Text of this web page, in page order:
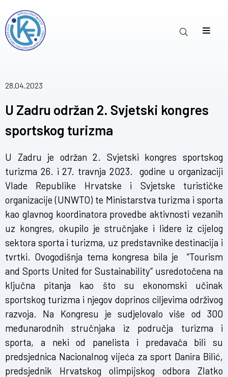
28.04.2023
U Zadru održan 2. Svjetski kongres
sportskog turizma
U Zadru je održan 2. Svjetski kongres sportskog
turizma 26. i 27. travnja 2023. godine u organizaciji
Vlade Republike Hrvatske i Svjetske turističke
organizacije (UNWTO) te Ministarstva turizma i sporta
kao glavnog koordinatora provedbe aktivnosti vezanih
uz kongres, okupilo je stručnjake i lidere iz cijelog
sektora sporta i turizma, uz predstavnike destinacija i
tvrtki. Ovogodišnja tema kongresa bila je “Tourism
and Sports United for Sustainability“ usredotočena na
ključna pitanja kao što su ekonomski učinak
sportskog turizma i njegov doprinos ciljevima održivog
razvoja. Na Kongresu je sudjelovalo više od 300
međunarodnih stručnjaka iz područja turizma i
sporta, a neki od panelista i predavača bili su
predsjednica Nacionalnog vijeća za sport Danira Bilić,
predsjednik Hrvatskog olimpijskog odbora Zlatko